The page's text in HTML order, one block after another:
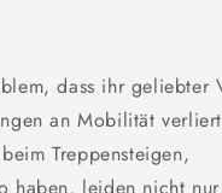
dass ihr geliebter
an Mobilität
Treppensteigen,